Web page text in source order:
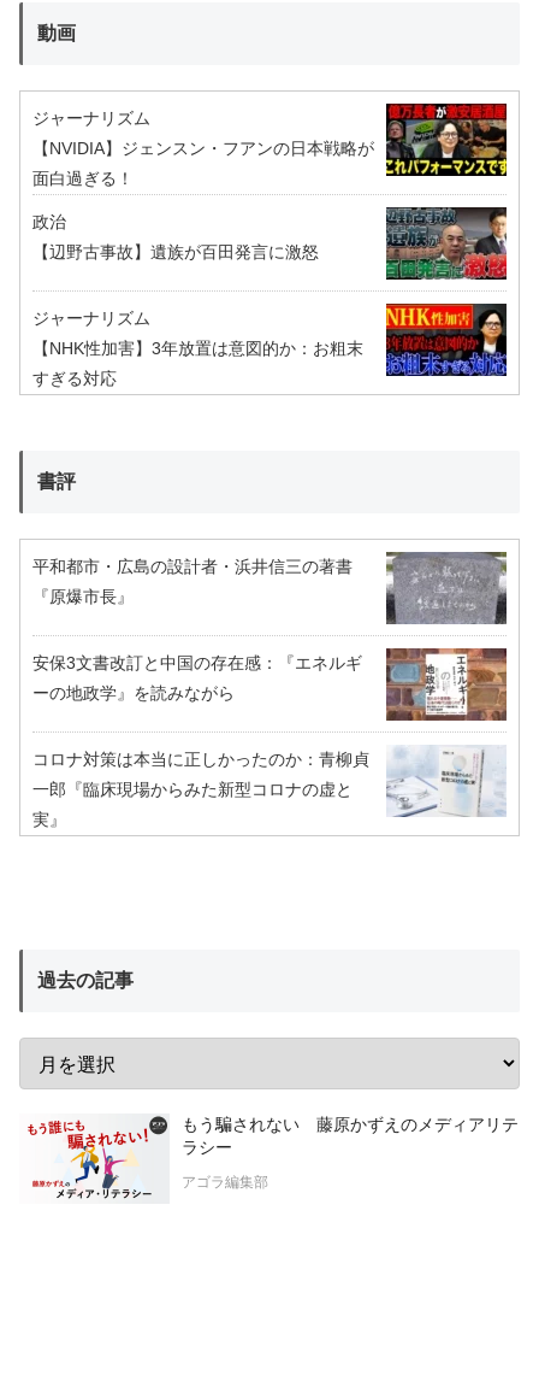
動画
ジャーナリズム
【NVIDIA】ジェンスン・フアンの日本戦略が
面白過ぎる！
政治
【辺野古事故】遺族が百田発言に激怒
ジャーナリズム
【NHK性加害】3年放置は意図的か：お粗末
すぎる対応
書評
平和都市・広島の設計者・浜井信三の著書
『原爆市長』
安保3文書改訂と中国の存在感：『エネルギ
ーの地政学』を読みながら
コロナ対策は本当に正しかったのか：青柳貞
一郎『臨床現場からみた新型コロナの虚と
実』
過去の記事
もう騙されない 藤原かずえのメディアリテ
ラシー
アゴラ編集部